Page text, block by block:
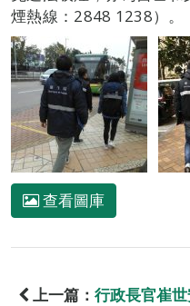
煙熱線：2848 1238）。
查看圖庫
上一篇： 行政長官崔